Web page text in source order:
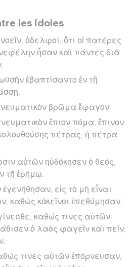
les idoles
ἀδελφοί, ὅτι οἱ πατέρες
ἦσαν καὶ πάντες διὰ
ἐβαπτίσαντο ἐν τῇ
βρῶμα ἔφαγον
ἔπιον πόμα, ἔπινον
πέτρας, ἡ πέτρα
αὐτῶν ηὐδόκησεν ὁ θεός,
τῇ ἐρήμῳ.
εἰς τὸ μὴ εἶναι
καθὼς κἀκεῖνοι ἐπεθύμησαν.
καθώς τινες αὐτῶν·
ὁ λαὸς φαγεῖν καὶ πεῖν,
τινες αὐτῶν ἐπόρνευσαν,